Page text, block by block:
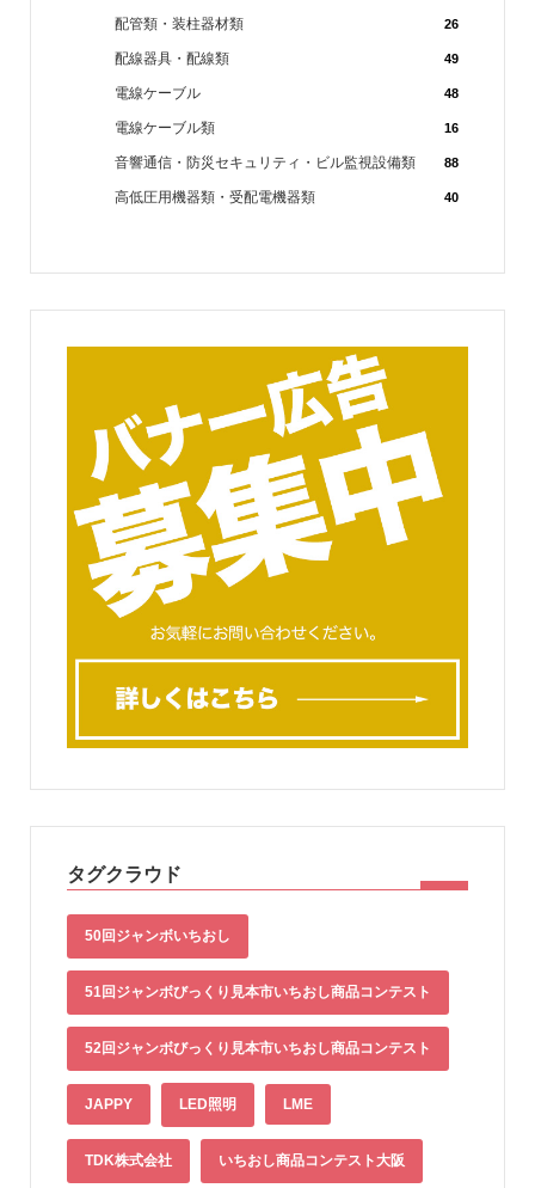
配管類・装柱器材類 26
配線器具・配線類 49
電線ケーブル 48
電線ケーブル類 16
音響通信・防災セキュリティ・ビル監視設備類 88
高低圧用機器類・受配電機器類 40
タグクラウド
50回ジャンボいちおし
51回ジャンボびっくり見本市いちおし商品コンテスト
52回ジャンボびっくり見本市いちおし商品コンテスト
JAPPY LED照明 LME
TDK株式会社 いちおし商品コンテスト大阪